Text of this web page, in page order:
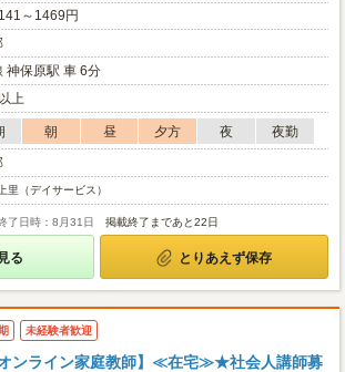
～1469円
神保原駅 車 6分
上
朝 昼 夕方 夜
夜勤
里（デイサービス）
了日時：8月31日 掲載終了まであと22日
る とりあえず保存
未経験者歓迎
オンライン家庭教師】≪在宅≫★社会人講師募